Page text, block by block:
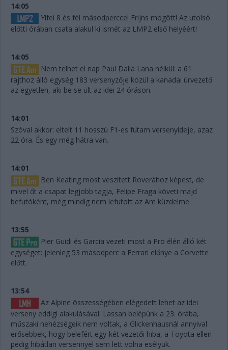
14:05
Yifei 8 és fél másodperccel Frijns mögött! Az utolsó
előtti órában csata alakul ki ismét az LMP2 első helyéért!
14:05
Nem telhet el nap Paul Dalla Lana nélkül: a 61
rajthoz álló egység 183 versenyzője közül a kanadai úrvezető
az egyetlen, aki be se ült az idei 24 óráson.
14:01
Szóval akkor: eltelt 11 hosszú F1-es futam versenyideje, azaz
22 óra. És egy még hátra van.
14:01
Ben Keating most veszített Roverához képest, de
mivel őt a csapat legjobb tagja, Felipe Fraga követi majd
befutóként, még mindig nem lefutott az Am küzdelme.
13:55
Pier Guidi és Garcia vezeti most a Pro élén álló két
egységet: jelenleg 53 másodperc a Ferrari előnye a Corvette
előtt.
13:54
Az Alpine összességében elégedett lehet az idei
verseny eddigi alakulásával. Lassan belépünk a 23. órába,
műszaki nehézségeik nem voltak, a Glickenhausnál annyival
erősebbek, hogy belefért egy-két vezetői hiba, a Toyota ellen
pedig hibátlan versennyel sem lett volna esélyük.